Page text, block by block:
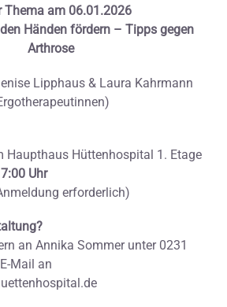
Thema am 06.01.2026
Händen fördern – Tipps gegen
Arthrose
Lipphaus & Laura Kahrmann
Haupthaus Hüttenhospital 1. Etage
Uhr
erforderlich)
an Annika Sommer unter 0231
Mail an